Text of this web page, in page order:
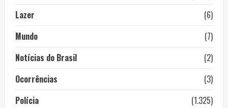
Lazer
(6)
Mundo
(7)
Notícias do Brasil
(2)
Ocorrências
(3)
Polícia
(1.325)